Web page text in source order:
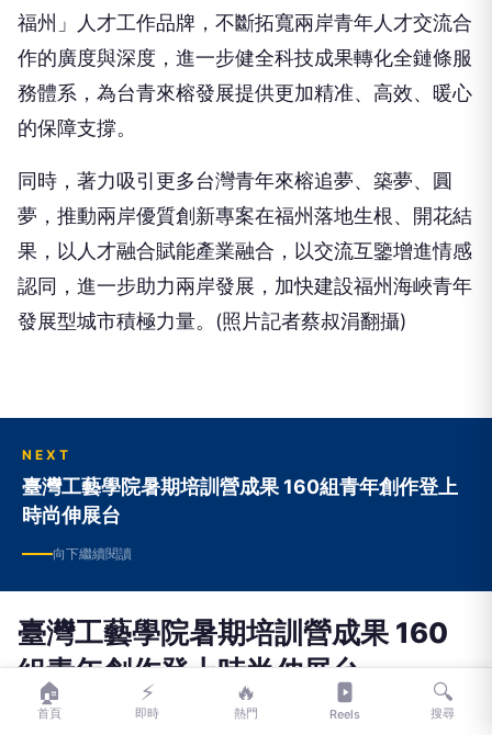
福州」人才工作品牌，不斷拓寬兩岸青年人才交流合
作的廣度與深度，進一步健全科技成果轉化全鏈條服
務體系，為台青來榕發展提供更加精准、高效、暖心
的保障支撐。
同時，著力吸引更多台灣青年來榕追夢、築夢、圓
夢，推動兩岸優質創新專案在福州落地生根、開花結
果，以人才融合賦能產業融合，以交流互鑒增進情感
認同，進一步助力兩岸發展，加快建設福州海峽青年
發展型城市積極力量。(照片記者蔡叔涓翻攝)
NEXT
臺灣工藝學院暑期培訓營成果 160組青年創作登上
時尚伸展台
向下繼續閱讀
臺灣工藝學院暑期培訓營成果 160
組青年創作登上時尚伸展台
威
🏠
首頁
⚡
即時
🔥
熱門 Reels
🔍
搜尋